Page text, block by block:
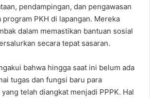
pendampingan, dan pengawasan
PKH di lapangan. Mereka
dalam memastikan bantuan sosial
secara tepat sasaran.
bahwa hingga saat ini belum ada
tugas dan fungsi baru para
telah diangkat menjadi PPPK. Hal